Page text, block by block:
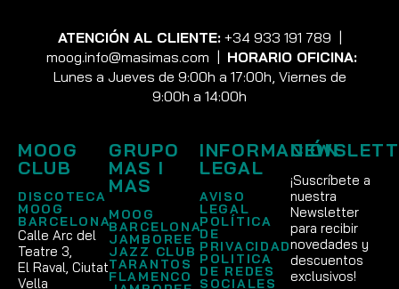
ATENCIÓN AL CLIENTE: +34 933 191 789 |
moog.info@masimas.com | HORARIO OFICINA:
Lunes a Jueves de 9:00h a 17:00h, Viernes de
9:00h a 14:00h
MOOG
CLUB
DISCOTECA
MOOG
BARCELONA
Calle Arc del
Teatre 3,
El Raval, Ciutat
Vella
GRUPO
MAS I
MAS
MOOG
BARCELONA
JAMBOREE
JAZZ CLUB
TARANTOS
FLAMENCO
INFORMACIÓN
LEGAL
AVISO
LEGAL
POLÍTICA
DE
PRIVACIDAD
POLITICA
DE REDES
SOCIALES
¡Suscríbete a
nuestra
Newsletter
para recibir
novedades y
descuentos
exclusivos!